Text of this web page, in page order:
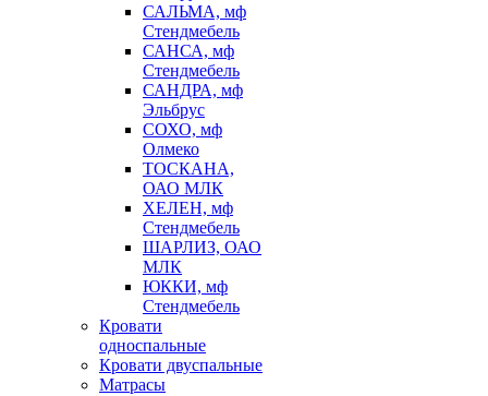
САЛЬМА, мф
Стендмебель
САНСА, мф
Стендмебель
САНДРА, мф
Эльбрус
СОХО, мф
Олмеко
ТОСКАНА,
ОАО МЛК
ХЕЛЕН, мф
Стендмебель
ШАРЛИЗ, ОАО
МЛК
ЮККИ, мф
Стендмебель
Кровати
односпальные
Кровати двуспальные
Матрасы